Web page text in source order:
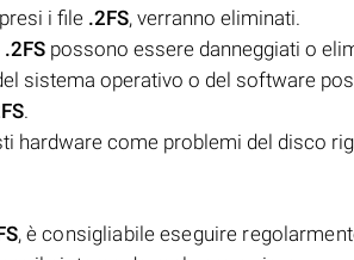
i file .2FS, verranno eliminati.
.2FS possono essere danneggiati o
sistema operativo o del software
.
hardware come problemi del disco
, è consigliabile eseguire